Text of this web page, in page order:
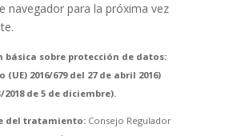
navegador para la próxima vez
básica sobre protección de datos:
2016/679 del 27 de abril 2016)
2018 de 5 de diciembre).
del tratamiento:Consejo Regulador